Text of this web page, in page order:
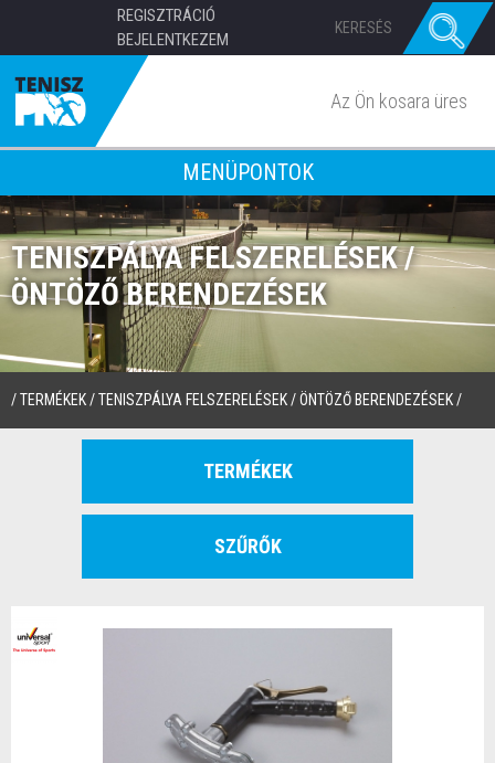
REGISZTRÁCIÓ
BEJELENTKEZEM
Az Ön kosara üres
MENÜPONTOK
TENISZPÁLYA FELSZERELÉSEK /
ÖNTÖZŐ BERENDEZÉSEK
/TERMÉKEK/TENISZPÁLYA FELSZERELÉSEK/ÖNTÖZŐ BERENDEZÉSEK/
TERMÉKEK
SZŰRŐK